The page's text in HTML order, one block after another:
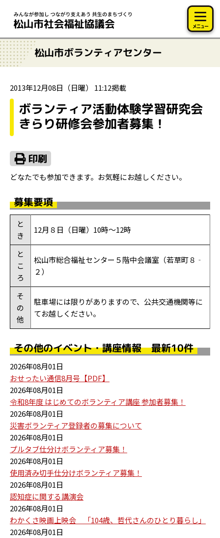
メニュー
松山市ボランティアセンター
2013年12月08日（日曜） 11:12掲載
ボランティア活動体験学習研究会
きらり研修会参加者募集！
どなたでも参加できます。お気軽にお越しください。
募集要項
と
き
12月８日（日曜）10時～12時
と
こ
ろ
松山市総合福祉センター５階中会議室（若草町８‐
２）
そ
の
他
駐車場には限りがありますので、公共交通機関等に
てお越しください。
その他のイベント・講座情報 最新10件
2026年08月01日
おせったい通信8月号【PDF】
2026年08月01日
令和8年度 はじめてのボランティア講座 参加者募集！
2026年08月01日
災害ボランティア登録者の募集について
2026年08月01日
プルタブ仕分けボランティア募集！
2026年08月01日
使用済み切手仕分けボランティア募集！
2026年08月01日
認知症に関する講演会
2026年08月01日
わかくさ映画上映会 「104歳、哲代さんのひとり暮らし」
2026年08月01日